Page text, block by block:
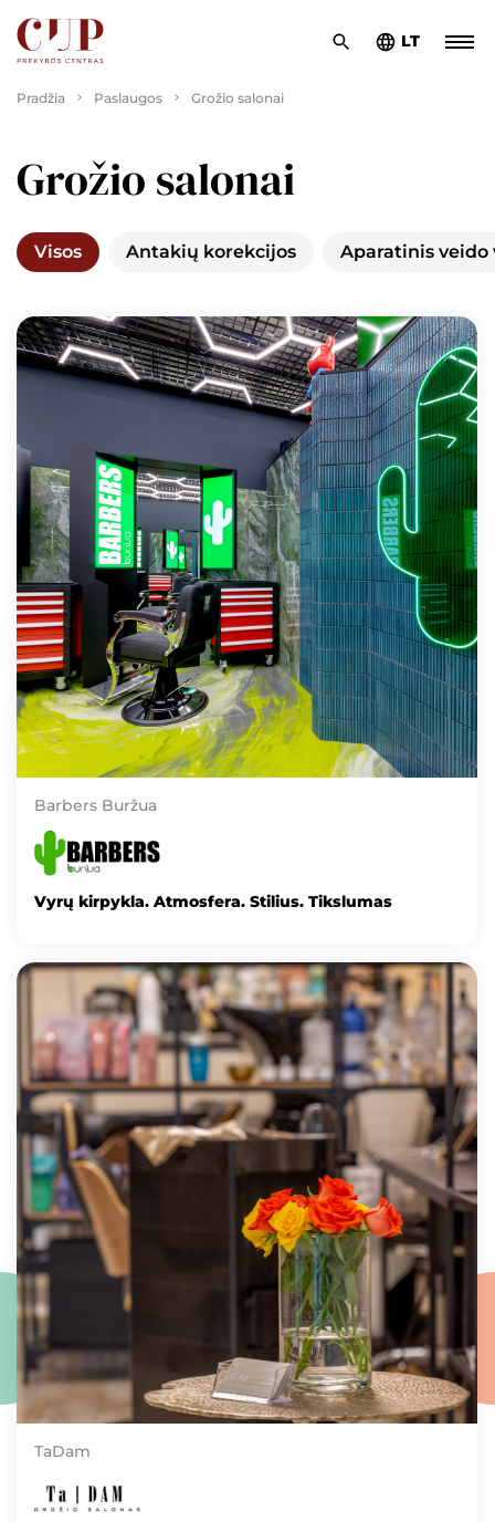
LT
Pradžia Paslaugos Grožio salonai
Grožio salonai
Visos Antakių korekcijos Aparatinis veido
Barbers Buržua
Vyrų kirpykla. Atmosfera. Stilius. Tikslumas
TaDam